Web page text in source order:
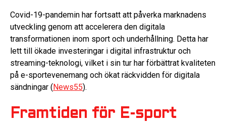
Covid-19-pandemin har fortsatt att påverka marknadens
utveckling genom att accelerera den digitala
transformationen inom sport och underhållning. Detta har
lett till ökade investeringar i digital infrastruktur och
streaming-teknologi, vilket i sin tur har förbättrat kvaliteten
på e-sportevenemang och ökat räckvidden för digitala
sändningar (News55).
Framtiden för E-sport